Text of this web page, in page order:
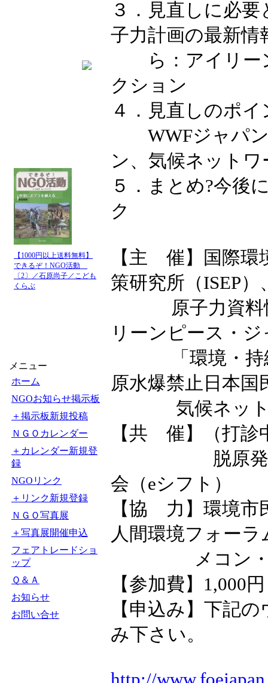
【1000円以上送料無料】
できるぞ！NGO活動
〔2〕／石原尚子／こども
くらぶ
メニュー
ホーム
NGOお知らせ掲示板
＋掲示板新規投稿
ＮＧＯカレンダー
＋カレンダー新規登
録
NGOリンク
＋リンク新規登録
ＮＧＯ写真展
＋写真展開催申込
フェアトレードショ
ップ
Ｑ＆Ａ
お知らせ
お問い合せ
３．見直しに必
子力計画の最新情
ら：アイリー
クション
４．見直しのポ
WWFジャパン
ン、気候ネット
５．まとめ?今後
ク
【主 催】国際環
策研究所（ISEP）
原子力資料情
リーンピース・
「環境・持続
原水爆禁止日本国
気候ネット
【共 催】（打診
脱原発・新
会（eシフト）
【協 力】環境市
人間環境フォーラ
メコン・ウ
【参加費】1,000円
【申込み】下記
み下さい。